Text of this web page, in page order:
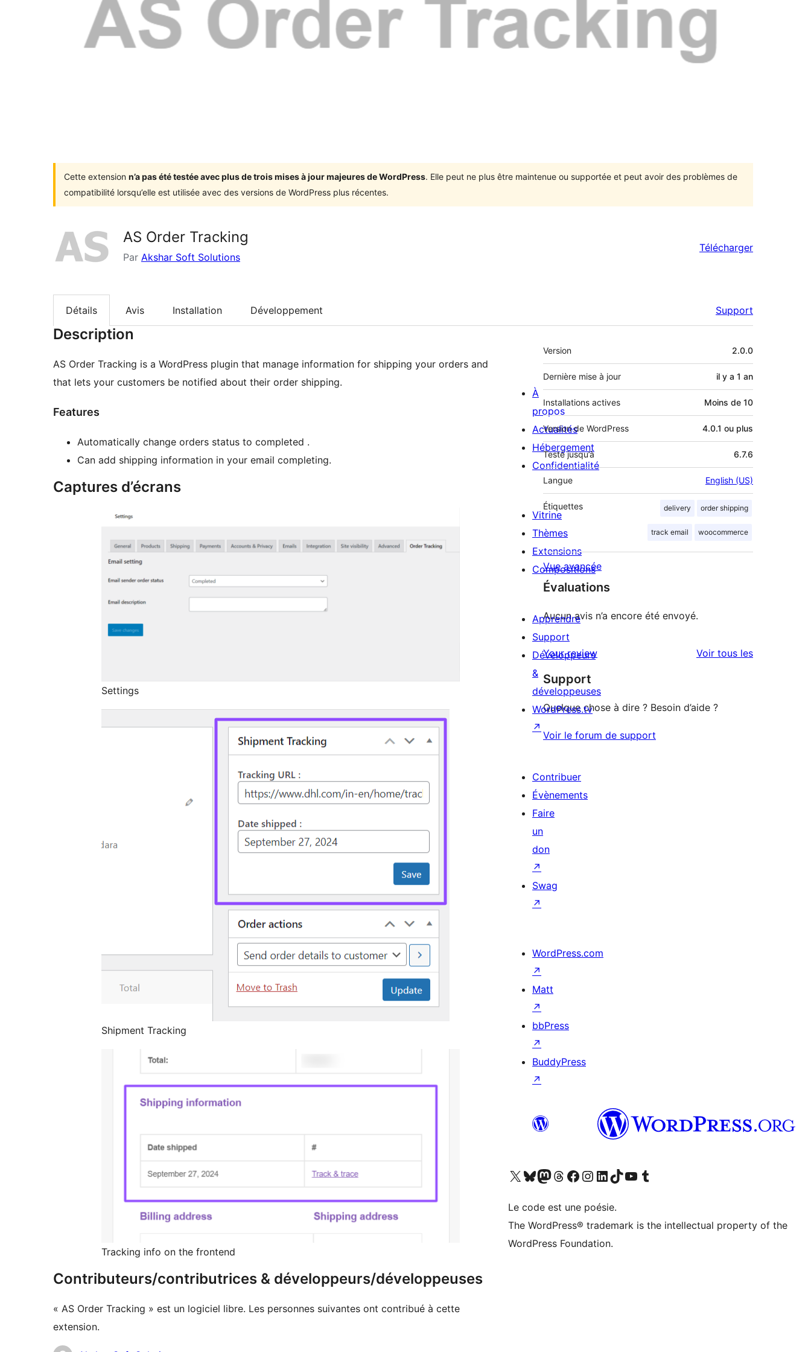
Cette extension n’a pas été testée avec plus de trois mises à jour majeures de WordPress. Elle peut ne plus être maintenue ou supportée et peut avoir des problèmes de
compatibilité lorsqu’elle est utilisée avec des versions de WordPress plus récentes.
AS Order Tracking
Par Akshar Soft Solutions
Télécharger
Détails Avis Installation Développement Support
Description
AS Order Tracking is a WordPress plugin that manage information for shipping your orders and
that lets your customers be notified about their order shipping.
Features
Automatically change orders status to completed .
Can add shipping information in your email completing.
Captures d’écrans
Settings
Shipment Tracking
Tracking info on the frontend
Contributeurs/contributrices & développeurs/développeuses
« AS Order Tracking » est un logiciel libre. Les personnes suivantes ont contribué à cette
extension.
Méta
Version 2.0.0
Dernière mise à jour il y a 1 an
Installations actives Moins de 10
Version de WordPress 4.0.1 ou plus
Testé jusqu’à 6.7.6
Langue English (US)
Étiquettes delivery order shipping
track email woocommerce
Vue avancée
Évaluations
Aucun avis n’a encore été envoyé.
Your review Voir tous lesavis
Support
Quelque chose à dire ? Besoin d’aide ?
Voir le forum de support
À
propos
Actualités
Hébergement
Confidentialité
Vitrine
Thèmes
Extensions
Compositions
Apprendre
Support
Développeurs
&
développeuses
WordPress.tv
↗
Contribuer
Évènements
Faire
un
don
↗
Swag
↗
WordPress.com
↗
Matt
↗
bbPress
↗
BuddyPress
↗
Visitez notre compte X (précédemment Twitter)
Visiter notre compte Bluesky
Visiter notre compte Mastodon
Visiter notre compte Threads
Consulter notre compte Facebook
Consulter notre compte Instagram
Consulter notre compte LinkedIn
Visiter notre compte TokTok
Visiter notre chaîne YouTube
Visiter notre compte Tumblr
Le code est une poésie.
The WordPress® trademark is the intellectual property of the
WordPress Foundation.